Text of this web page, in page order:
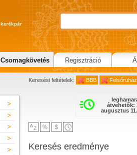
Keresési feltételek: BBB
átvehetők:
augusztus
Keresés eredménye
Csomagkövetés Regisztráció